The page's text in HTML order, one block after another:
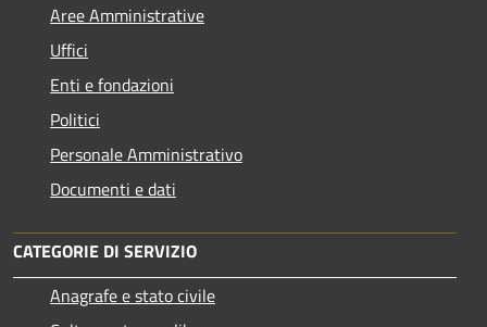
Aree Amministrative
Uffici
Enti e fondazioni
Politici
Personale Amministrativo
Documenti e dati
CATEGORIE DI SERVIZIO
Anagrafe e stato civile